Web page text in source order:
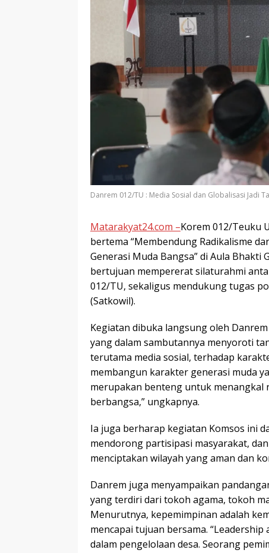
Danrem 012/TU : Media Sosial dan Globalisasi Jadi
Matarakyat24.com –Korem 012/Teuku
bertema “Membendung Radikalisme
Generasi Muda Bangsa” di Aula Bhakti
bertujuan mempererat silaturahmi
012/TU, sekaligus mendukung tugas
(Satkowil).
Kegiatan dibuka langsung oleh Danrem
yang dalam sambutannya menyoroti
terutama media sosial, terhadap
membangun karakter generasi muda
merupakan benteng untuk menangkal
berbangsa,” ungkapnya.
Ia juga berharap kegiatan Komsos ini
mendorong partisipasi masyarakat,
menciptakan wilayah yang aman dan
Danrem juga menyampaikan
yang terdiri dari tokoh agama, tokoh
Menurutnya, kepemimpinan adalah
mencapai tujuan bersama.
dalam pengelolaan desa. Seorang